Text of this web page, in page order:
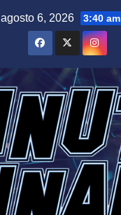
agosto 6, 2026 3:40 am